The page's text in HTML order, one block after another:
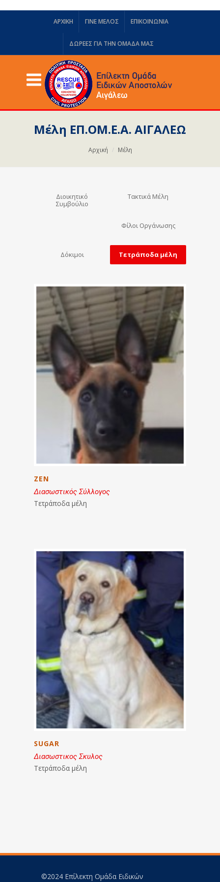
ΑΡΧΙΚΗ ΓΙΝΕ ΜΕΛΟΣ ΕΠΙΚΟΙΝΩΝΙΑ
ΔΩΡΕΈΣ ΓΙΑ ΤΗΝ ΟΜΆΔΑ ΜΑΣ
Μέλη ΕΠ.ΟΜ.Ε.Α. ΑΙΓΑΛΕΩ
Αρχική Μέλη
Διοικητικό
Συμβούλιο
Τακτικά Μέλη
Φίλοι Οργάνωσης
Δόκιμοι Τετράποδα μέλη
ZEN
Διασωστικός Σύλλογος
Τετράποδα μέλη
SUGAR
Διασωστικος Σκυλος
Τετράποδα μέλη
©2024 Επίλεκτη Ομάδα Ειδικών